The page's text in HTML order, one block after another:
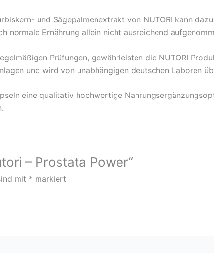
und Sägepalmenextrakt von NUTORI kann
Ernährung allein nicht ausreichend
Prüfungen, gewährleisten die NUTORI
und wird von unabhängigen deutschen Laboren
eine qualitativ hochwertige
– Prostata Power“
mit * markiert